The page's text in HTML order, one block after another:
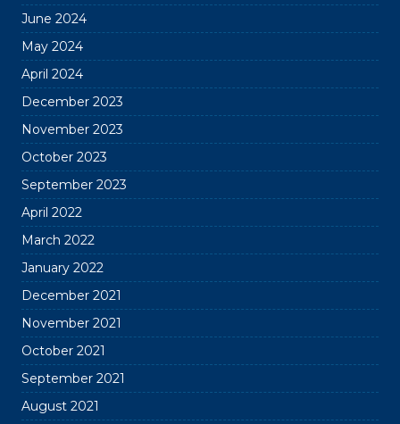
June 2024
May 2024
April 2024
December 2023
November 2023
October 2023
September 2023
April 2022
March 2022
January 2022
December 2021
November 2021
October 2021
September 2021
August 2021